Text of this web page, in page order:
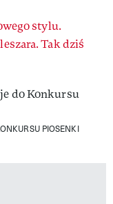
stylu.
Tak dziś
PIOSENKI